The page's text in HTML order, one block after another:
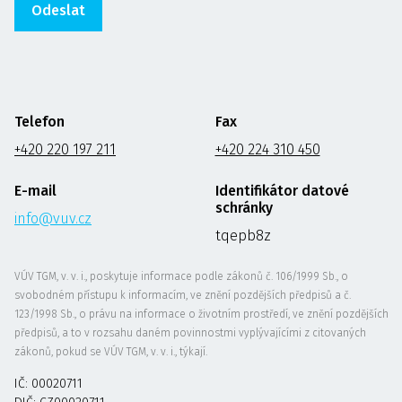
Telefon
+420 220 197 211
E-mail
info@vuv.cz
Fax
+420 224 310 450
Identifikátor datové
schránky
tqepb8z
VÚV TGM, v. v. i., poskytuje informace podle zákonů č. 106/1999 Sb., o
svobodném přístupu k informacím, ve znění pozdějších předpisů a č.
123/1998 Sb., o právu na informace o životním prostředí, ve znění pozdějších
předpisů, a to v rozsahu daném povinnostmi vyplývajícími z citovaných
zákonů, pokud se VÚV TGM, v. v. i., týkají.
IČ: 00020711